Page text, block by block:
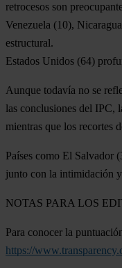
retrocesos son
Venezuela (10), Nicaragua
estructural.
Estados Unidos (64)
Aunque todavía no se
las conclusiones del IPC,
mientras que los recortes
Países como El Salvador
junto con la intimidación
NOTAS PARA LOS
Para conocer la
https://